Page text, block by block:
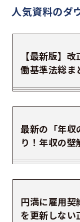
人気資料のダ
【最新版】
働基準法総
最新の「年収
り！年収の
円満に雇用契
を更新しない